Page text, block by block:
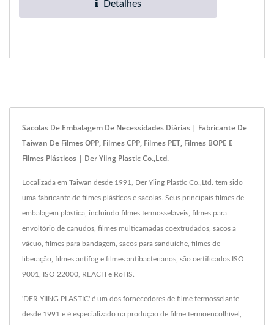
Detalhes
Sacolas De Embalagem De Necessidades Diárias | Fabricante De
Taiwan De Filmes OPP, Filmes CPP, Filmes PET, Filmes BOPE E
Filmes Plásticos | Der Yiing Plastic Co.,Ltd.
Localizada em Taiwan desde 1991, Der Yiing Plastic Co.,Ltd. tem sido
uma fabricante de filmes plásticos e sacolas. Seus principais filmes de
embalagem plástica, incluindo filmes termosseláveis, filmes para
envoltório de canudos, filmes multicamadas coextrudados, sacos a
vácuo, filmes para bandagem, sacos para sanduíche, filmes de
liberação, filmes antifog e filmes antibacterianos, são certificados ISO
9001, ISO 22000, REACH e RoHS.
'DER YIING PLASTIC' é um dos fornecedores de filme termosselante
desde 1991 e é especializado na produção de filme termoencolhível,